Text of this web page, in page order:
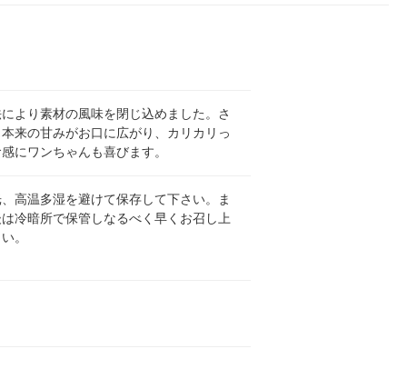
より素材の風味を閉じ込めました。さ
来の甘みがお口に広がり、カリカリっ
にワンちゃんも喜びます。
高温多湿を避けて保存して下さい。ま
冷暗所で保管しなるべく早くお召し上
。